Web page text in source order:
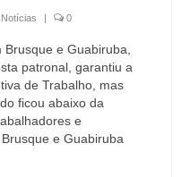
Notícias | 0
e Guabiruba,
patronal, garantiu a
de Trabalho, mas
ficou abaixo da
e
e Guabiruba